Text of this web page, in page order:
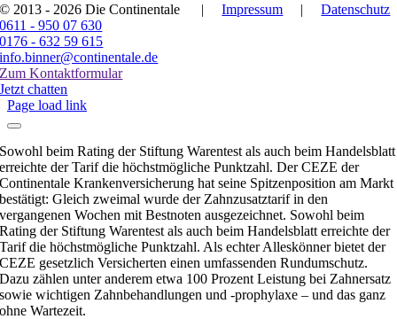
© 2013 - 2026 Die Continentale
| Impressum |
Datenschutz
0611 - 950 07 630
0176 - 632 59 615
info.binner@continentale.de
Zum Kontaktformular
Jetzt chatten
Page load link
Sowohl beim Rating der Stiftung Warentest als auch beim Handelsblatt
erreichte der Tarif die höchstmögliche Punktzahl. Der CEZE der
Continentale Krankenversicherung hat seine Spitzenposition am Markt
bestätigt: Gleich zweimal wurde der Zahnzusatztarif in den
vergangenen Wochen mit Bestnoten ausgezeichnet. Sowohl beim
Rating der Stiftung Warentest als auch beim Handelsblatt erreichte der
Tarif die höchstmögliche Punktzahl. Als echter Alleskönner bietet der
CEZE gesetzlich Versicherten einen umfassenden Rundumschutz.
Dazu zählen unter anderem etwa 100 Prozent Leistung bei Zahnersatz
sowie wichtigen Zahnbehandlungen und -prophylaxe – und das ganz
ohne Wartezeit.